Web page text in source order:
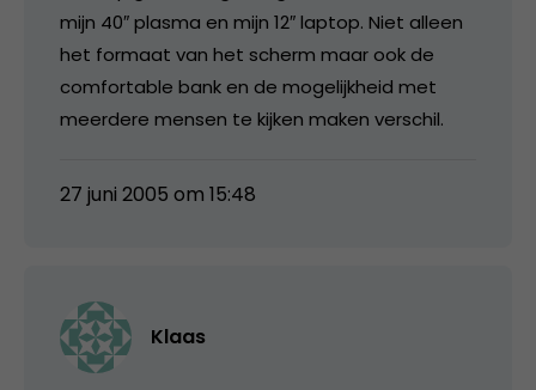
mijn 40″ plasma en mijn 12″ laptop. Niet alleen
het formaat van het scherm maar ook de
comfortable bank en de mogelijkheid met
meerdere mensen te kijken maken verschil.
27 juni 2005 om 15:48
Klaas